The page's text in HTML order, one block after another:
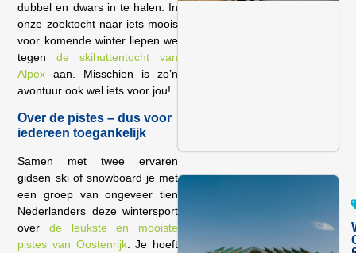
dubbel en dwars in te halen. In
onze zoektocht naar iets moois
voor komende winter liepen we
tegende skihuttentocht van
Alpex aan. Misschien is zo’n
avontuur ook wel iets voor jou!
Over de pistes – dus voor
iedereen toegankelijk
Samen met twee ervaren
gidsen ski of snowboard je met
een groep van ongeveer tien
Nederlanders deze wintersport
overde leukste en mooiste
pistes van Oostenrijk. Je hoeft